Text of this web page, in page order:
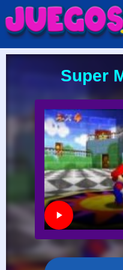
Super